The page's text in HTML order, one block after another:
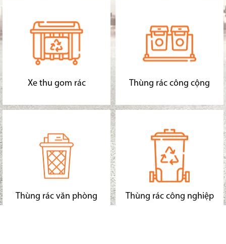
Xe thu gom rác Thùng rác công cộng
Thùng rác văn phòng Thùng rác công nghiệp